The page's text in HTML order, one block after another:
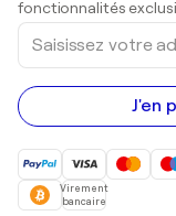
fonctionnalités
Saisissez
votre
adresse
e-
mail
J'en
Virement
bancaire